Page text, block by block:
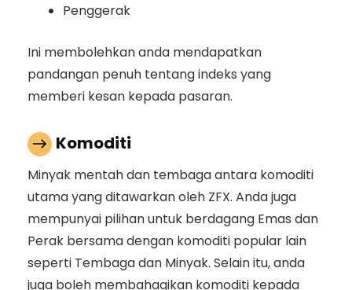
Penggerak
Ini membolehkan anda mendapatkan
pandangan penuh tentang indeks yang
memberi kesan kepada pasaran.
Komoditi
Minyak mentah dan tembaga antara komoditi
utama yang ditawarkan oleh ZFX. Anda juga
mempunyai pilihan untuk berdagang Emas dan
Perak bersama dengan komoditi popular lain
seperti Tembaga dan Minyak. Selain itu, anda
juga boleh membahagikan komoditi kepada